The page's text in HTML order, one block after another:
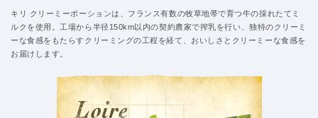
キリ クリーミーポーションは、フランス有数の牧草地帯で育つ牛の採れたてミ
ルクを使用。工場から半径150km以内の契約農家で搾乳を行い、独特のクリーミ
ーな食感をもたらすクリーミングの工程を経て、おいしさとクリーミーな食感を
お届けします。